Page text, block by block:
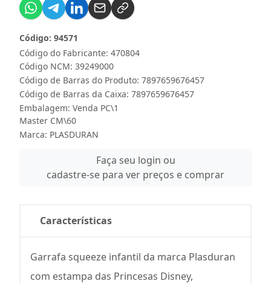
Código do Fabricante: 470804
Código: 94571
Código NCM: 39249000
Código de Barras do Produto: 7897659676457
Código de Barras da Caixa: 7897659676457
Embalagem: Venda PC\1
Master CM\60
Marca: PLASDURAN
Faça seu login ou
cadastre-se para ver preços e comprar
Características
Garrafa squeeze infantil da marca Plasduran
com estampa das Princesas Disney,